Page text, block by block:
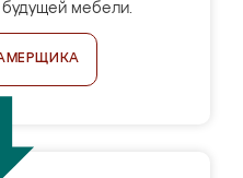
мебели.